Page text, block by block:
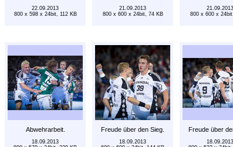
22.09.2013
800 x 598 x 24bit, 112 KB
21.09.2013
800 x 600 x 24bit, 74 KB
21.09.2013
800 x 600 x
Abwehrarbeit. Freude über den Sieg. Freude über
18.09.2013
18.09.2013
18.09.2013